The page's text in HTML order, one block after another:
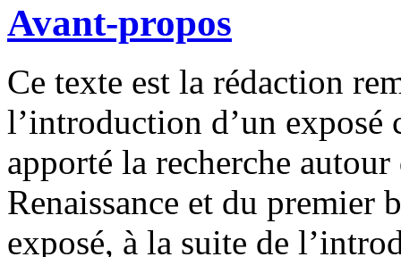
Avant-propos
Ce texte est la rédaction
l’introduction d’un exposé
apporté la recherche
Renaissance et du premier
exposé, à la suite de